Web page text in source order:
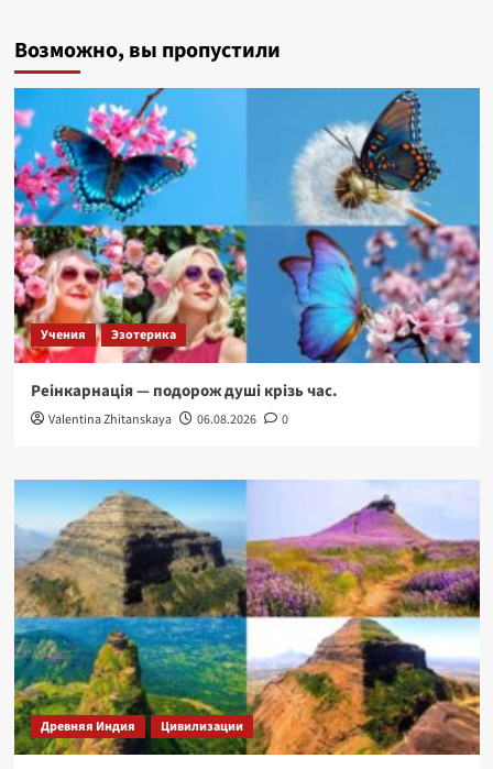
Эллады.
Акрополь.
Парфенон.
Возможно, вы пропустили
Учения Эзотерика
Реінкарнація — подорож душі крізь час.
Valentina Zhitanskaya 06.08.2026 0
Древняя Индия Цивилизации